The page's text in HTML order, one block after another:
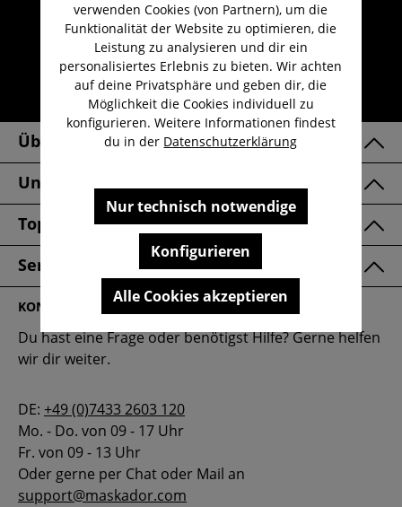
Kauf auf Rechnung
Kostenloser Versand ab 29,-€
Lieferzeit 1-3 Werktage
30 Tage kostenlose Retoure
Über Uns
Unsere Marken
Top Kategorien
Service & FAQ
KONTAKT
Du hast eine Frage oder benötigst Hilfe? Gerne helfen
wir dir weiter.
DE: +49 (0)7433 2603 120
Mo. - Do. von 09 - 17 Uhr
Fr. von 09 - 13 Uhr
Oder gerne per Chat oder Mail an
support@maskador.com
verwenden Cookies (von Partnern), um die
Funktionalität der Website zu optimieren, die
Leistung zu analysieren und dir ein
personalisiertes Erlebnis zu bieten. Wir achten
auf deine Privatsphäre und geben dir, die
Möglichkeit die Cookies individuell zu
konfigurieren. Weitere Informationen findest
du in der Datenschutzerklärung
Nur technisch notwendige
Konfigurieren
Alle Cookies akzeptieren